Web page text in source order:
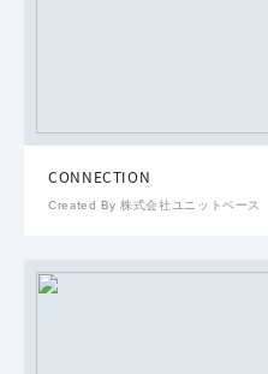
CONNECTION
Created By 株式会社ユニットベース